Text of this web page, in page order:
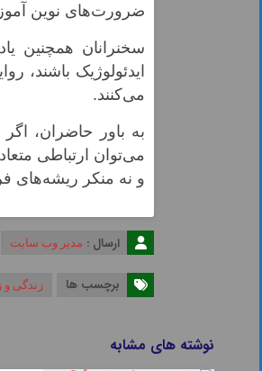
ضرورت‌های نوین
سخنرانان همچنین
ایدئولوژیک باشند،
می‌کنند.
به باور حاضران،
می‌توان ارتباطی
و نه منکر ریشه‌های
ارسال : مدیر وب سایت
برچسب ها زندگی و
نوشته های مشابه